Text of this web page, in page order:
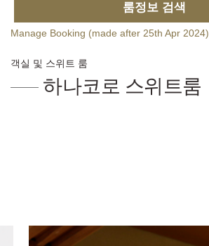
룸정보 검색
Manage Booking (made after 25th Apr 2024)
객실 및 스위트 룸
하나코로 스위트룸